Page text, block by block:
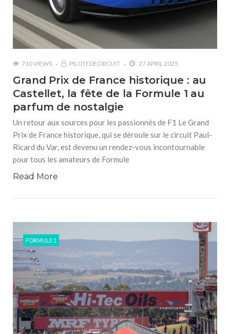
710 VIEWS PILOTEDECIRCUIT 27 APRIL 2025
Grand Prix de France historique : au
Castellet, la fête de la Formule 1 au
parfum de nostalgie
Un retour aux sources pour les passionnés de F1 Le Grand
Prix de France historique, qui se déroule sur le circuit Paul-
Ricard du Var, est devenu un rendez-vous incontournable
pour tous les amateurs de Formule
Read More
FORMULE 1